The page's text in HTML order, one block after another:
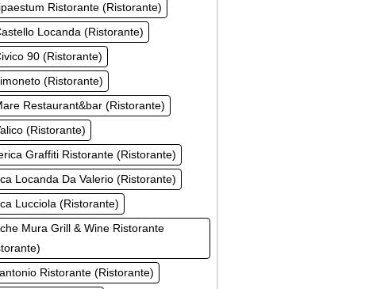
Ristorante (Ristorante)
Locanda (Ristorante)
90 (Ristorante)
(Ristorante)
Restaurant&bar (Ristorante)
(Ristorante)
Graffiti Ristorante (Ristorante)
Locanda Da Valerio (Ristorante)
Lucciola (Ristorante)
Mura Grill & Wine Ristorante
Ristorante (Ristorante)